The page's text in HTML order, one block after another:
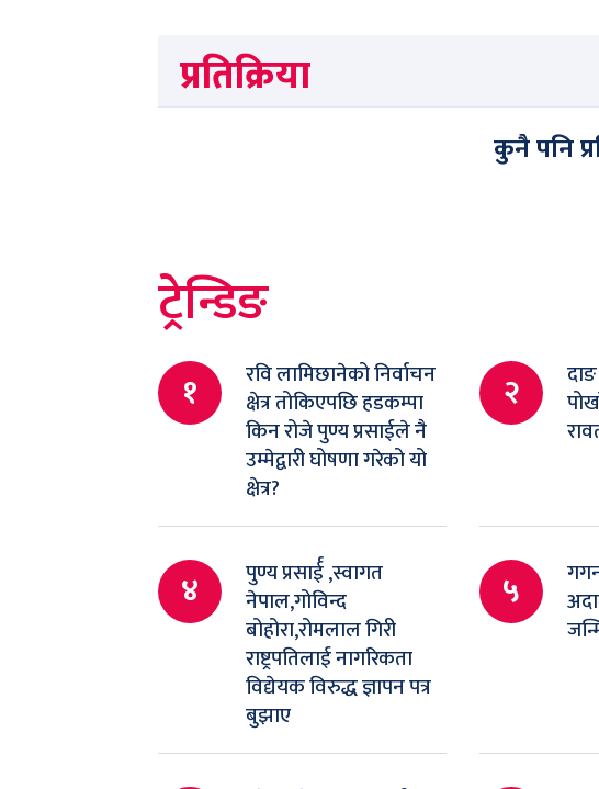
प्रतिक्रिया
कुनै पनि
ट्रेन्डिङ
१
रवि लामिछानेको निर्वाचन
क्षेत्र तोकिएपछि हडकम्पा
किन रोजे पुण्य प्रसाईले नै
उम्मेद्वारी घोषणा गरेको यो
क्षेत्र?
२
४
पुण्य प्रसार्ई ,स्वागत
नेपाल,गोविन्द
बोहोरा,रोमलाल गिरी
राष्ट्रपतिलाई नागरिकता
विद्येयक विरुद्ध ज्ञापन पत्र
बुझाए
५